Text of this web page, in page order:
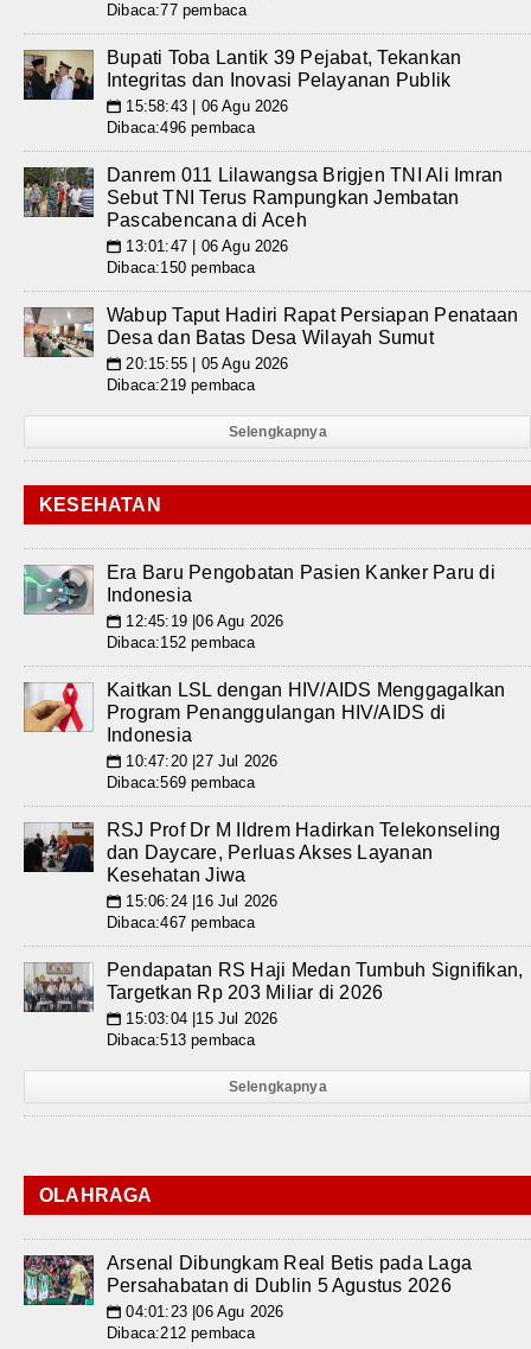
Dibaca:77 pembaca
Bupati Toba Lantik 39 Pejabat, Tekankan
Integritas dan Inovasi Pelayanan Publik
📅 15:58:43 | 06 Agu 2026
Dibaca:496 pembaca
Danrem 011 Lilawangsa Brigjen TNI Ali Imran
Sebut TNI Terus Rampungkan Jembatan
Pascabencana di Aceh
📅 13:01:47 | 06 Agu 2026
Dibaca:150 pembaca
Wabup Taput Hadiri Rapat Persiapan Penataan
Desa dan Batas Desa Wilayah Sumut
📅 20:15:55 | 05 Agu 2026
Dibaca:219 pembaca
Selengkapnya
KESEHATAN
Era Baru Pengobatan Pasien Kanker Paru di
Indonesia
📅 12:45:19 |06 Agu 2026
Dibaca:152 pembaca
Kaitkan LSL dengan HIV/AIDS Menggagalkan
Program Penanggulangan HIV/AIDS di
Indonesia
📅 10:47:20 |27 Jul 2026
Dibaca:569 pembaca
RSJ Prof Dr M Ildrem Hadirkan Telekonseling
dan Daycare, Perluas Akses Layanan
Kesehatan Jiwa
📅 15:06:24 |16 Jul 2026
Dibaca:467 pembaca
Pendapatan RS Haji Medan Tumbuh Signifikan,
Targetkan Rp 203 Miliar di 2026
📅 15:03:04 |15 Jul 2026
Dibaca:513 pembaca
Selengkapnya
OLAHRAGA
Arsenal Dibungkam Real Betis pada Laga
Persahabatan di Dublin 5 Agustus 2026
📅 04:01:23 |06 Agu 2026
Dibaca:212 pembaca